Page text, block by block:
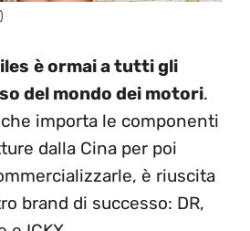
è ormai a tutti gli
del mondo dei motori.
importa le componenti
dalla Cina per poi
è riuscita
brand di successo: DR,